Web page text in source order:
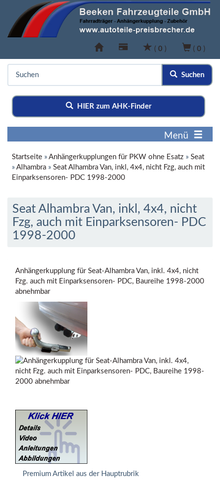
( 0 ) ( 0 )
Suchen
HIER zum AHK-Finder
Menü
Startseite » Anhängerkupplungen für PKW ohne Esatz » Seat
» Alhambra » Seat Alhambra Van, inkl, 4x4, nicht Fzg, auch mit
Einparksensoren- PDC 1998-2000
Seat Alhambra Van, inkl, 4x4, nicht
Fzg, auch mit Einparksensoren- PDC
1998-2000
Anhängerkupplung für Seat-Alhambra Van, inkl. 4x4, nicht
Fzg. auch mit Einparksensoren- PDC, Baureihe 1998-2000
abnehmbar
Premium Artikel aus der Hauptrubrik